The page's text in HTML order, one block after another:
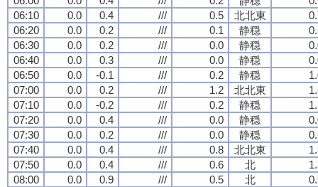
06:10
0.0 0.4 /// 0.5 北北東
06:20
0.0 0.2 /// 0.1 静穏
06:30
0.0 0.2 /// 0.0 静穏
06:40
0.0 0.3 /// 0.0 静穏
06:50
0.0 -0.1 /// 0.2 静穏
07:00
0.0 0.2 /// 1.2 北北東
07:10
0.0 -0.2 /// 0.2 静穏
07:20
0.0 0.4 /// 0.0 静穏
07:30
0.0 0.2 /// 0.0 静穏
07:40
0.0 0.4 /// 0.8 北北東
07:50
0.0 0.4 /// 0.6 北
08:00
0.0 0.9 /// 0.5 北